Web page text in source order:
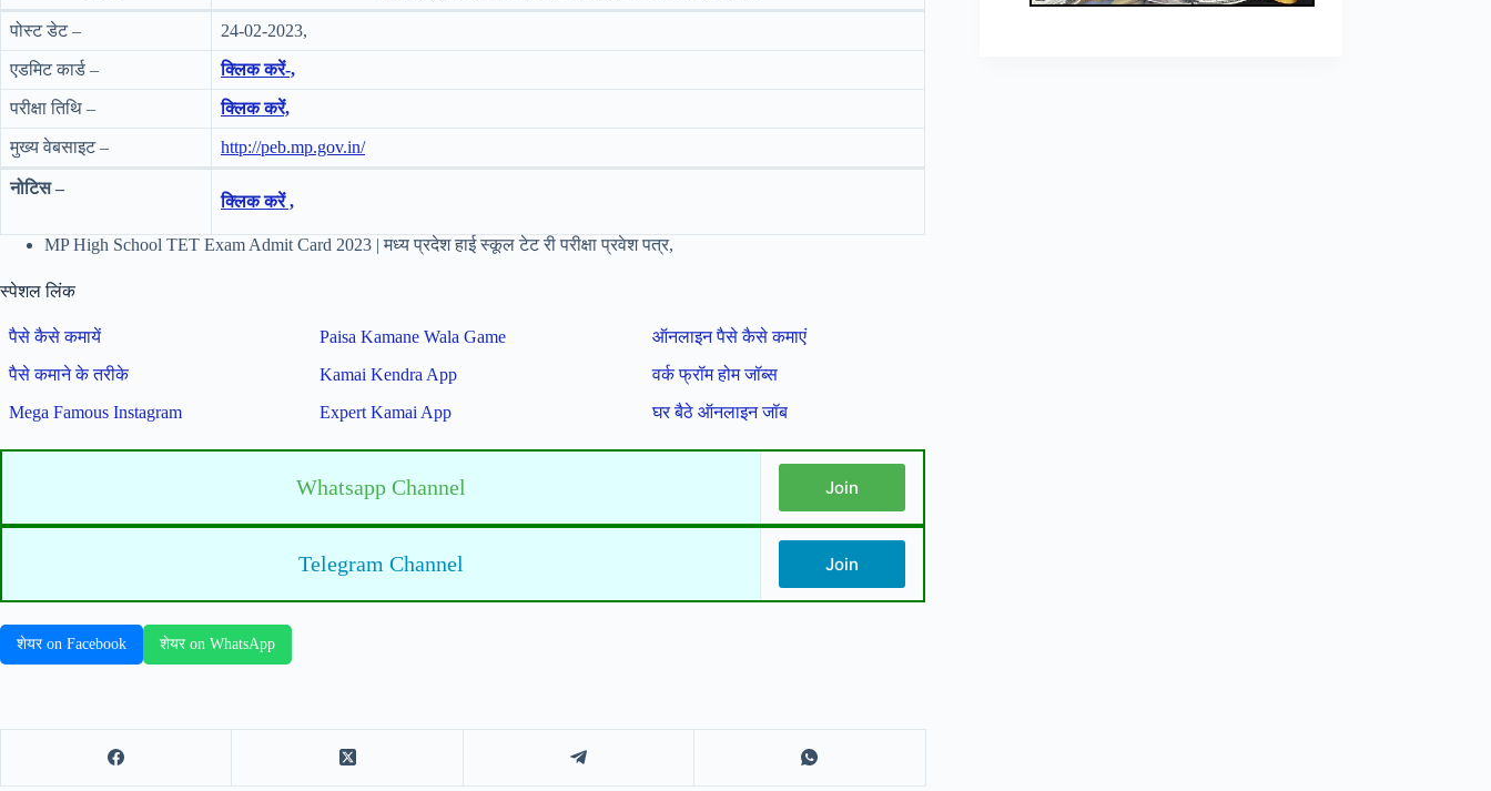
पोस्ट डेट – 24-02-2023,
एडमिट कार्ड – क्लिक करें-,
परीक्षा तिथि – क्लिक करें,
मुख्य वेबसाइट – http://peb.mp.gov.in/
नोटिस –
क्लिक करें ,
MP High School TET Exam Admit Card 2023 | मध्य प्रदेश हाई स्कूल टेट री परीक्षा प्रवेश पत्र,
स्पेशल लिंक
पैसे कैसे कमायें Paisa Kamane Wala Game
ऑनलाइन पैसे कैसे कमाएं
पैसे कमाने के तरीके
Kamai Kendra App
वर्क फ्रॉम होम जॉब्स
Mega Famous Instagram
Expert Kamai App घर बैठे ऑनलाइन जॉब
Whatsapp Channel Join
Telegram Channel Join
शेयर on Facebook शेयर on WhatsApp